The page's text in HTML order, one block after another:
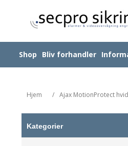
Shop Bliv forhandler
Hjem / Ajax MotionProtect hvid
Kategorier